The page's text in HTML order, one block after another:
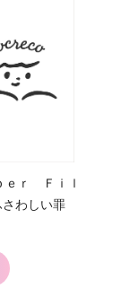
ｅｒ Ｆｉｌ
わしい罪